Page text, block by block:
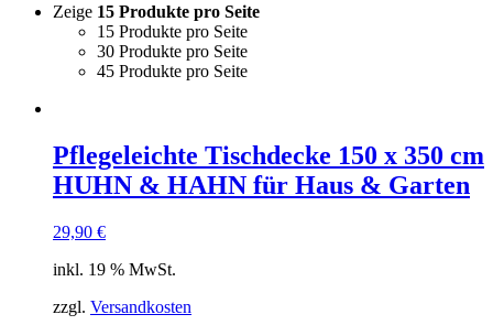
Zeige 15 Produkte pro Seite
15 Produkte pro Seite
30 Produkte pro Seite
45 Produkte pro Seite
Pflegeleichte Tischdecke 150 x 350 cm
HUHN & HAHN für Haus & Garten
29,90 €
inkl. 19 % MwSt.
zzgl. Versandkosten